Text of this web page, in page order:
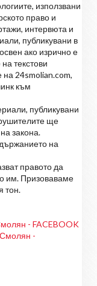
използвани
право и
интервюта и
публикувани в
ако изрично е
текстови
24smolian.com,
към
публикувани
ще
закона.
на
правото да
им. Призоваваме
тон.
- FACEBOOK
-